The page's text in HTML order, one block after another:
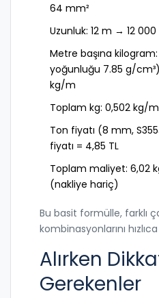
64 mm²
Uzunluk: 12 m → 12
Metre başına
yoğunluğu 7.85 g/
kg/m
Toplam kg: 0,502 kg/
Ton fiyatı (8 mm,
fiyatı = 4,85 TL
Toplam maliyet: 6,02
(nakliye hariç)
Bu basit formülle, farklı
kombinasyonlarını
Alırken
Gerekenler